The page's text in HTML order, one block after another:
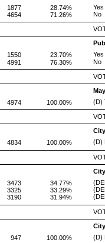
1877 28.74%
Yes
4654 71.26% No
1550 23.70%
Yes
4991 76.30% No
4974 100.00% (D)
4834 100.00% (D)
3473 34.77%
3325 33.29%
3190 31.94%
947 100.00% (D)